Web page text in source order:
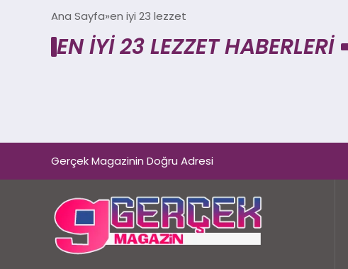
Ana Sayfa en iyi 23 lezzet
EN IYI 23 LEZZET HABERLERI
Gerçek Magazinin Doğru Adresi